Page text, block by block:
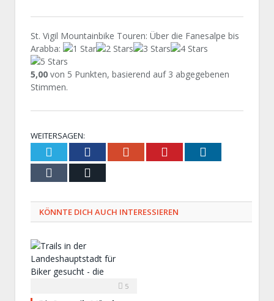
St. Vigil Mountainbike Touren: Über die Fanesalpe bis
Arabba:
5,00 von 5 Punkten, basierend auf 3 abgegebenen
Stimmen.
WEITERSAGEN:
Twitter Facebook Google+ Pinterest
Tumblr
KÖNNTE DICH AUCH INTERESSIEREN
5